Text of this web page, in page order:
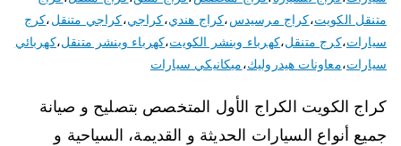
متنقل الكويت،كراج مرسيدس،كراج هندي،كراجي،كراجي متنقل،كرج
سيارات،كرج متنقل،كهرباء وبنشر الكويت،كهرباء وبنشر متنقل،كهربائي
سيارات،معاونات هيدروليك،ميكانيكي سيارات
كراج الكويت الكراج الأول المتخصص بتصليح و صيانة
جميع أنواع السيارات الحديثة و القديمة، السياحية و